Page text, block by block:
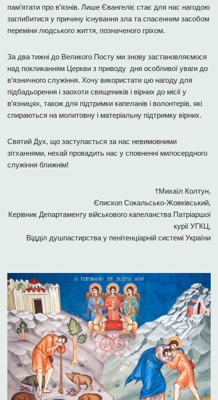
пам’ятати про в’язнів. Лише Євангеліє стає для нас нагодою
заглибитися у причину існування зла та спасенним засобом
переміни людського життя, позначеного гріхом.
За два тижні до Великого Посту ми знову застановляємося
над покликанням Церкви з приводу дня особливої уваги до
в’язничного служіння. Хочу використати цю нагоду для
підбадьорення і заохоти священиків і вірних до місії у
в’язницях, також для підтримки капеланів і волонтерів, які
спираються на молитовну і матеріальну підтримку вірних.
Святий Дух, що заступається за нас невимовними
зітханнями, нехай провадить нас у сповненні милосердного
служіння ближнім!
†Михаїл Колтун,
Єпископ Сокальсько-Жовківський,
Керівник Департаменту військового капеланства Патріаршої
курії УГКЦ,
Відділ душпастирства у пенітенціарній системі України